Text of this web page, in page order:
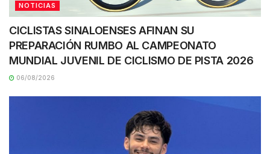
NOTICIAS
CICLISTAS SINALOENSES AFINAN SU
PREPARACIÓN RUMBO AL CAMPEONATO
MUNDIAL JUVENIL DE CICLISMO DE PISTA 2026
06/08/2026